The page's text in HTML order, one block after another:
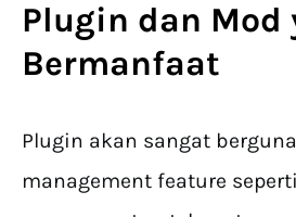
Plugin dan Mod
Bermanfaat
Plugin akan sangat
management feature